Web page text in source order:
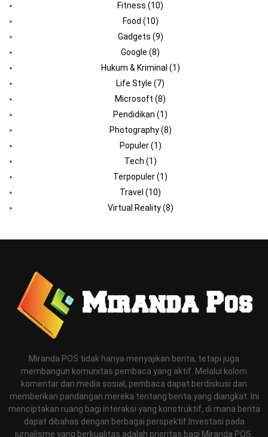
Fitness (10)
Food (10)
Gadgets (9)
Google (8)
Hukum & Kriminal (1)
Life Style (7)
Microsoft (8)
Pendidikan (1)
Photography(8)
Populer(1)
Tech (1)
Terpopuler(1)
Travel (10)
Virtual Reality(8)
Miranda POS tidak hanya menyajikan berita, tetapi juga
membangun komunitas pembaca yang aktif. Melalui kolom
komentar dan media sosial, pembaca dapat berdiskusi dan
memberikan pandangan mereka tentang berita yang diangkat. Ini
menciptakan ruang bagi interaksi yang konstruktif, di mana berita
dapat dibahas dengan berbagai perspektif.Investasi pada
jurnalisme yang berkualitas adalah prioritas bagi Miranda POS.